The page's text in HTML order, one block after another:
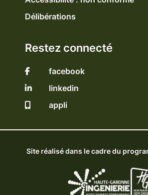
Délibérations
Restez connecté
facebook
linkedin
appli
Site réalisé dans le cadre du